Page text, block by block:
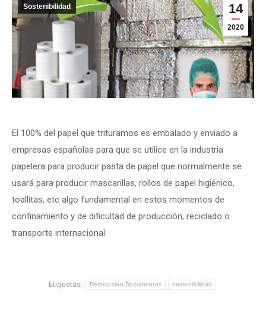
14
2020
Sostenibilidad
El 100% del papel que trituramos es embalado y enviado a
empresas españolas para que se utilice en la industria
papelera para producir pasta de papel que normalmente se
usará para producir mascarillas, rollos de papel higiénico,
toallitas, etc algo fundamental en estos momentos de
confinamiento y de dificultad de producción, reciclado o
transporte internacional.
Etiquetas: Destruccion Documentos sostenibilidad